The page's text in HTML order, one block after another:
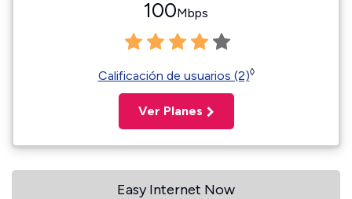
100Mbps
Calificación de usuarios (2)◊
Ver Planes
Easy Internet Now